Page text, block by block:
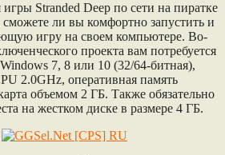
Stranded Deep по сети на пиратке
ли вы комфортно запустить и
игру на своем компьютере. Во-
проекта вам потребуется
7, 8 или 10 (32/64-битная),
2.0GHz, оперативная память
объемом 2 ГБ. Также обязательно
на жестком диске в размере 4 ГБ.